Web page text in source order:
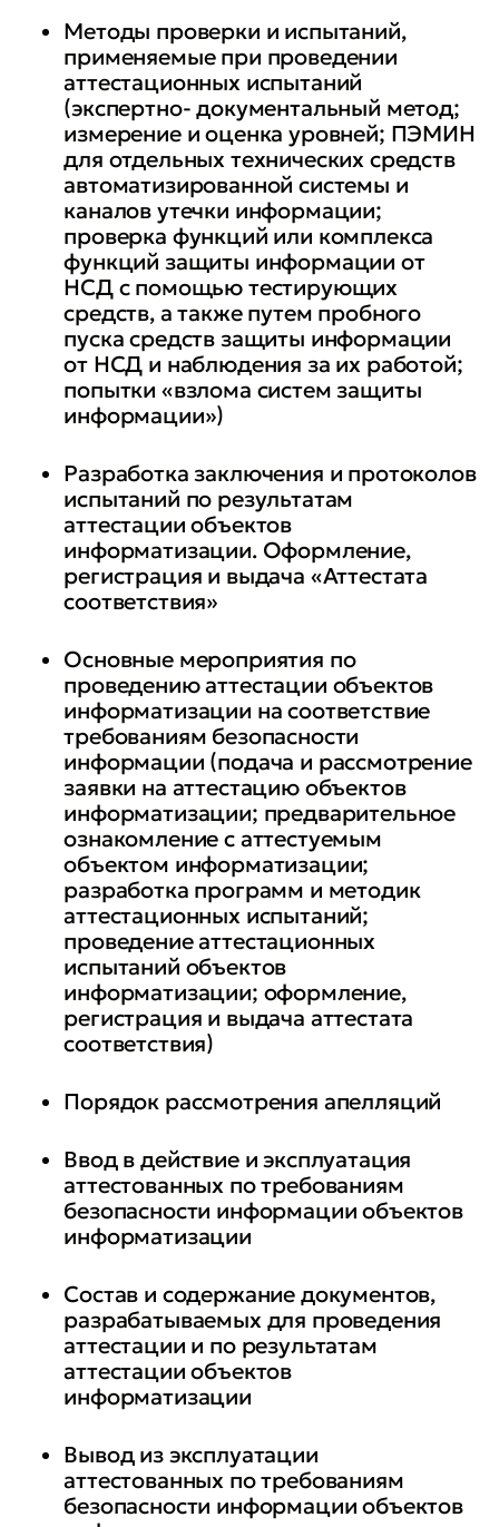
• работы с действующей
нормативной правовой и
методической базой в области
ТЗКИ
• выявления ТКУИ и
определения угроз
безопасности информации
• определения задач,
проведения организационных и
технических мероприятий по
ТЗКИ
• применения средств ТЗКИ и
средств контроля
(мониторинга) эффективности
мер защиты информации
• работы в компьютерных сетях
с учетом требований по
безопасности информации
• проведения аттестационных
испытаний и аттестаций
объектов информатизации на
соответствие требованиям по
защите информации,
оформления материалов
аттестационных испытаний
• проведения установки,
монтажа, испытания средств
ТЗКИ и средств контроля
(мониторинга) эффективности
Методы проверки и испытаний,
применяемые при проведении
аттестационных испытаний
(экспертно- документальный метод;
измерение и оценка уровней; ПЭМИН
для отдельных технических средств
автоматизированной системы и
каналов утечки информации;
проверка функций или комплекса
функций защиты информации от
НСД с помощью тестирующих
средств, а также путем пробного
пуска средств защиты информации
от НСД и наблюдения за их работой;
попытки «взлома систем защиты
информации»)
Разработка заключения и протоколов
испытаний по результатам
аттестации объектов
информатизации. Оформление,
регистрация и выдача «Аттестата
соответствия»
Основные мероприятия по
проведению аттестации объектов
информатизации на соответствие
требованиям безопасности
информации (подача и рассмотрение
заявки на аттестацию объектов
информатизации; предварительное
ознакомление с аттестуемым
объектом информатизации;
разработка программ и методик
аттестационных испытаний;
проведение аттестационных
испытаний объектов
информатизации; оформление,
регистрация и выдача аттестата
соответствия)
Порядок рассмотрения апелляций
Ввод в действие и эксплуатация
аттестованных по требованиям
безопасности информации объектов
информатизации
Состав и содержание документов,
разрабатываемых для проведения
аттестации и по результатам
аттестации объектов
информатизации
Вывод из эксплуатации
аттестованных по требованиям
безопасности информации объектов